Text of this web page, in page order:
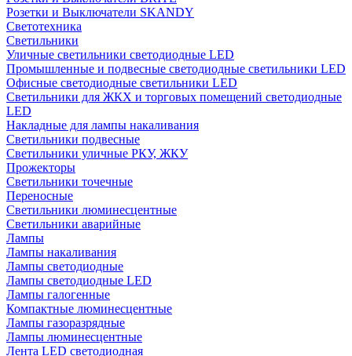
Розетки и Выключатели SKANDY
Светотехника
Светильники
Уличные светильники светодиодные LED
Промышленные и подвесные светодиодные светильники LED
Офисные светодиодные светильники LED
Светильники для ЖКХ и торговых помещений светодиодные
LED
Накладные для лампы накаливания
Светильники подвесные
Светильники уличные РКУ, ЖКУ
Прожекторы
Cветильники точечные
Переносные
Светильники люминесцентные
Светильники аварийные
Лампы
Лампы накаливания
Лампы светодиодные
Лампы светодиодные LED
Лампы галогенные
Компактные люминесцентные
Лампы газоразрядные
Лампы люминесцентные
Лента LED светодиодная